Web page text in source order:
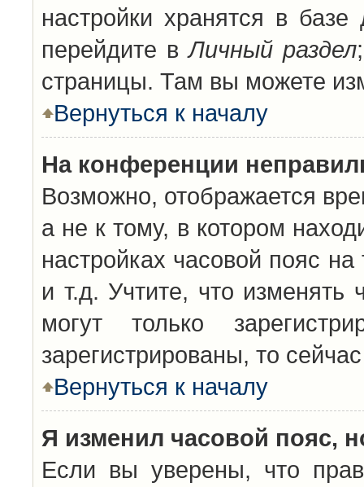
настройки хранятся в
перейдите вЛичный раздел
страницы. Там вы можете
Вернуться к началу
На конференции
Возможно, отображается
а не к тому, в котором
настройках часовой пояс
и т.д. Учтите, что изменять
могут только
зарегистрированы, то
Вернуться к началу
Я изменил часовой пояс,
Если вы уверены, что